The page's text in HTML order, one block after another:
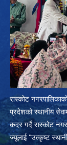
रास्कोट
प्रदेशको स्थानीय
कदर गर्दै रास्कोट
ज्यूलाई "उत्कृष्ट